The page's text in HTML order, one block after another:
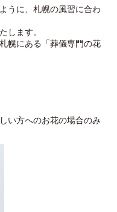
うに、札幌の風習に合わ
します。
幌にある「葬儀専門の花
い方へのお花の場合のみ